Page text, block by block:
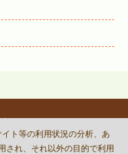
シー
Co.,Ltd.
ト等の利用状況の分析、あ
され、それ以外の目的で利用